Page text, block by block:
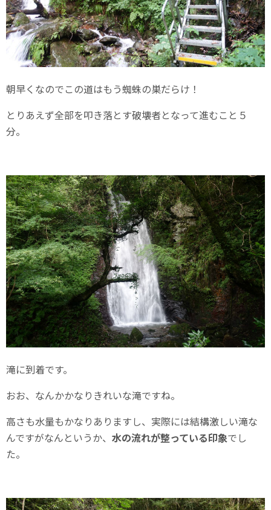
朝早くなのでこの道はもう蜘蛛の巣だらけ！
とりあえず全部を叩き落とす破壊者となって進むこと５
分。
滝に到着です。
おお、なんかかなりきれいな滝ですね。
高さも水量もかなりありますし、実際には結構激しい滝な
んですがなんというか、 水の流れが整っている印象でし
た。